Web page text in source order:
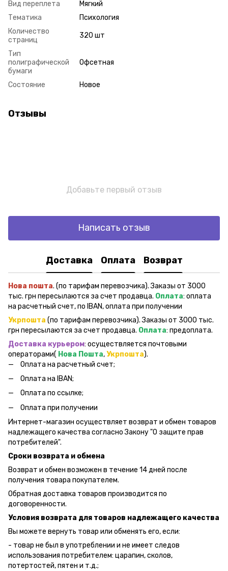
Вид переплета
Мягкий
Тематика
Психология
Количество
страниц
320 шт
Тип
полиграфической
бумаги
Офсетная
Состояние Новое
Отзывы
Добавьте первый отзыв
Написать отзыв
Доставка Оплата Возврат
Нова пошта. (по тарифам перевозчика). Заказы от 3000
тыс. грн пересылаются за счет продавца. Оплата: оплата
на расчетный счет, по IBAN, оплата при получении
Укрпошта (по тарифам перевозчика). Заказы от 3000 тыс.
грн пересылаются за счет продавца. Оплата: предоплата.
Доставка курьером: осуществляется почтовыми
операторами( Нова Пошта,Укрпошта).
Оплата на расчетный счет;
Оплата на IBAN;
Оплата по ссылке;
Оплата при получении
Интернет-магазин осуществляет возврат и обмен товаров
надлежащего качества согласно Закону "О защите прав
потребителей".
Сроки возврата и обмена
Возврат и обмен возможен в течение 14 дней после
получения товара покупателем.
Обратная доставка товаров производится по
договоренности.
Условия возврата для товаров надлежащего качества
Вы можете вернуть товар или обменять его, если:
- товар не был в употреблении и не имеет следов
использования потребителем: царапин, сколов,
потертостей, пятен и т.д.;